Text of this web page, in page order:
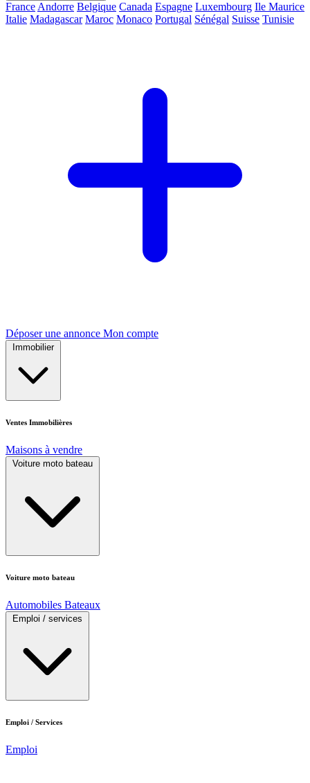
France Andorre Belgique Canada Espagne Luxembourg Ile Maurice
Italie Madagascar Maroc Monaco Portugal Sénégal Suisse Tunisie
Déposer une annonce Mon compte
Immobilier
Ventes Immobilières
Maisons à vendre
Voiture moto bateau
Voiture moto bateau
Automobiles Bateaux
Emploi / services
Emploi / Services
Emploi